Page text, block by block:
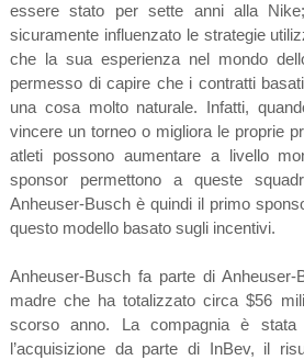
essere stato per sette anni alla
sicuramente influenzato le strategie
che la sua esperienza nel mondo
permesso di capire che i contratti
una cosa molto naturale. Infatti,
vincere un torneo o migliora le proprie
atleti possono aumentare a livello
sponsor permettono a queste
Anheuser-Busch è quindi il primo
questo modello basato sugli incentivi.
Anheuser-Busch fa parte di Anheuser-
madre che ha totalizzato circa $56
scorso anno. La compagnia è
l’acquisizione da parte di InBev, il